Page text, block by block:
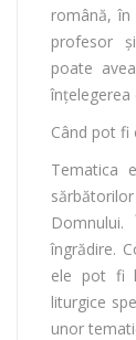
română,
profesor
poate
înțelegerea
Când pot fi
Tematica
îngrădire.
ele pot fi
liturgice
unor